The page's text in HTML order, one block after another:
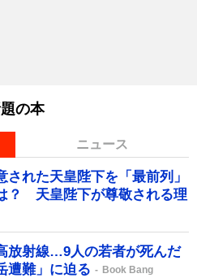
の本
ニュース
れた天皇陛下を「最前列」
？ 天皇陛下が尊敬される理
放射線…9人の若者が死んだ
遭難」に迫る
Book Bang